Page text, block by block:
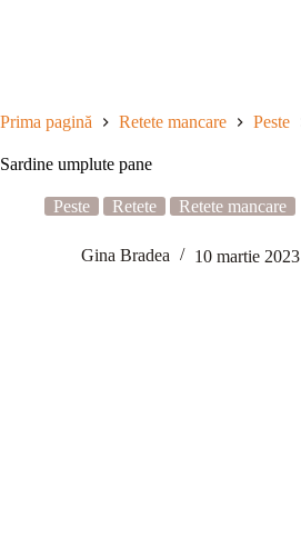
Prima pagină Retete mancare Peste
Sardine umplute pane
Peste Retete Retete mancare
Gina Bradea 10 martie 2023